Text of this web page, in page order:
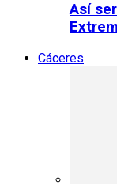
Así
Cáceres